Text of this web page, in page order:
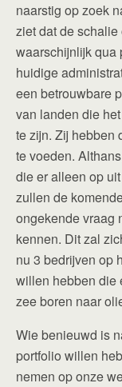
naarstig op zoek
ziet dat de
waarschijnlijk qua
huidige
een betrouwbare
van landen die
te zijn. Zij hebben
te voeden.
die er alleen op
zullen de
ongekende vraag
kennen. Dit zal
nu 3 bedrijven op
willen hebben die
zee boren naar
Wie benieuwd is
portfolio willen
nemen op onze